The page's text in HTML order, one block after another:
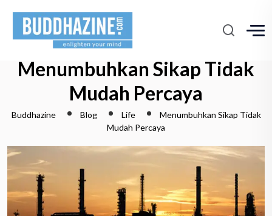
Menumbuhkan Sikap Tidak
Mudah Percaya
Buddhazine Blog Life
Menumbuhkan Sikap Tidak
Mudah Percaya